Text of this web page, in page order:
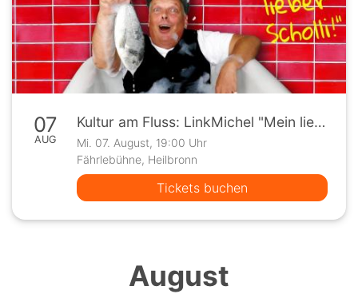
07
AUG
Kultur am Fluss: LinkMichel "Mein lieber Scholli!"
Mi. 07. August, 19:00 Uhr
Fährlebühne, Heilbronn
Tickets buchen
August